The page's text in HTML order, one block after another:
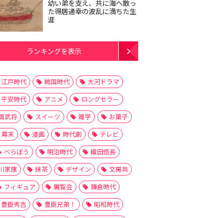
幼い弟を支え、共に海へ散っ
た得居通幸の波乱に満ちた生
涯
ランキングを表示
江戸時代 戦国時代
大河ドラマ
平安時代
アニメ
ロングセラー
武将
スイーツ 雑学
お菓子
幕末
漫画 時代劇
テレビ
べらぼう
明治時代
織田信長
家康
抹茶 デザイン
文房具
フィギュア
展覧会
鎌倉時代
豊臣秀吉
豊臣兄弟！
昭和時代